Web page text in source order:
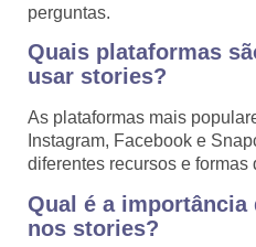
perguntas.
Quais plataformas
usar stories?
As plataformas mais
Instagram, Facebook e
diferentes recursos e formas
Qual é a importância
nos stories?